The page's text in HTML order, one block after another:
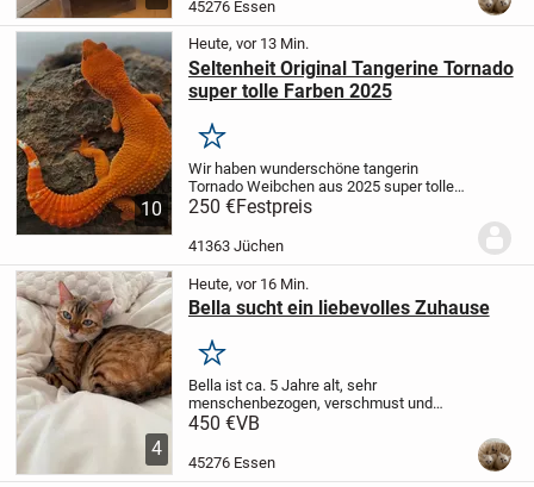
Sisalspielseil
45276 Essen
10
Heute, vor 13 Min.
Seltenheit Original Tangerine Tornado
super tolle Farben 2025
Merken
Wir haben wunderschöne tangerin
Tornado Weibchen aus 2025 super tolle
Farben super Zahm aus originaltieren
Kanada urban abzugeben bei Interesse
meldet euch0 und schaut sie euch an
Export Papiere der...
250 €Festpreis
41363 Jüchen
4
Heute, vor 16 Min.
Bella sucht ein liebevolles Zuhause
Merken
Bella ist ca. 5 Jahre alt, sehr
menschenbezogen, verschmust und
absolut nicht scheu. ❤️ Sie liebt Kinder,
mit ins Bett. Sie ist ruhig, ausgeglichen,
450 €VB
45276 Essen